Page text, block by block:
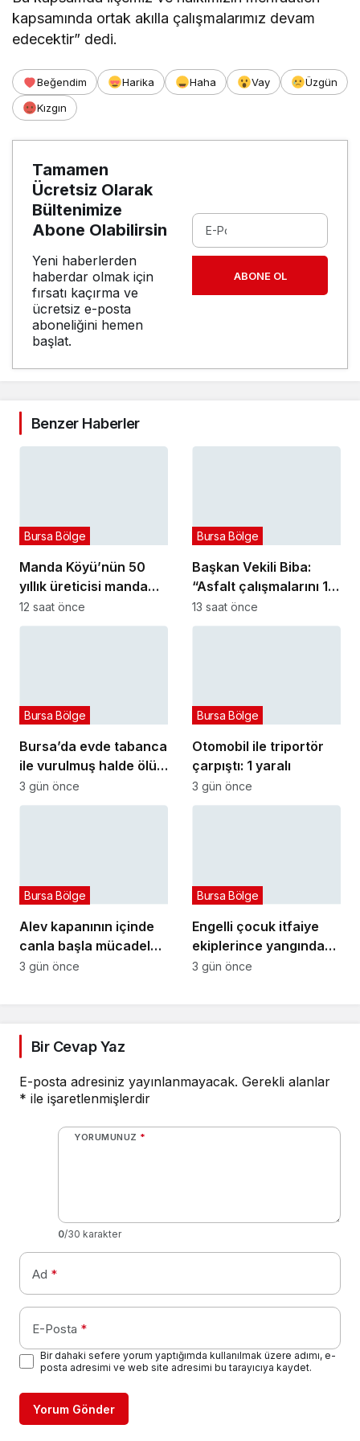
kapsamında ortak akılla çalışmalarımız devam
edecektir” dedi.
Beğendim Harika Haha Vay
Üzgün
Kızgın
Tamamen
Ücretsiz Olarak
Bültenimize
Abone Olabilirsin
Yeni haberlerden
haberdar olmak için
fırsatı kaçırma ve
ücretsiz e-posta
aboneliğini hemen
başlat.
ABONE OL
Benzer Haberler
Manda Köyü’nün 50
yıllık üreticisi manda
sucuğu ve yoğurduyla
fark oluşturdu
Bursa Bölge
12 saat önce
Başkan Vekili Biba:
“Asfalt çalışmalarını 12
kat artırdık”
Bursa Bölge
13 saat önce
Bursa’da evde tabanca
ile vurulmuş halde ölü
bulundu
Bursa Bölge
3 gün önce
Otomobil ile triportör
çarpıştı: 1 yaralı
Bursa Bölge
3 gün önce
Alev kapanının içinde
canla başla mücadele
ettiler:
Bursa Bölge
3 gün önce
Engelli çocuk itfaiye
ekiplerince yangından
kurtarıldı
Bursa Bölge
3 gün önce
Bir Cevap Yaz
E-posta adresiniz yayınlanmayacak. Gerekli alanlar
* ile işaretlenmişlerdir
YORUMUNUZ *
0/30 karakter
Ad *
E-Posta *
Bir dahaki sefere yorum yaptığımda kullanılmak üzere adımı, e-
posta adresimi ve web site adresimi bu tarayıcıya kaydet.
Yorum Gönder